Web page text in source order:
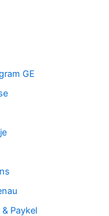
GE
Paykel